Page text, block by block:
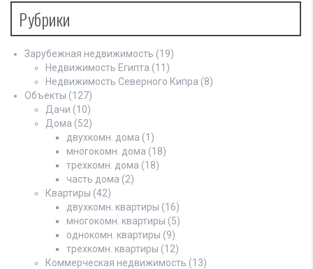
Рубрики
Зарубежная недвижимость (19)
Недвижимость Египта (11)
Недвижимость Северного Кипра (8)
Объекты (127)
Дачи (10)
Дома (52)
двухкомн. дома (1)
многокомн. дома (18)
трехкомн. дома (18)
часть дома (2)
Квартиры (42)
двухкомн. квартиры (16)
многокомн. квартиры (5)
однокомн. квартиры (9)
трехкомн. квартиры (12)
Коммерческая недвижимость (13)